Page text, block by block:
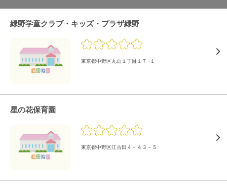
緑野学童クラブ・キッズ・プラザ緑野
東京都中野区丸山１丁目１７−１
星の花保育園
東京都中野区江古田４－４３－５